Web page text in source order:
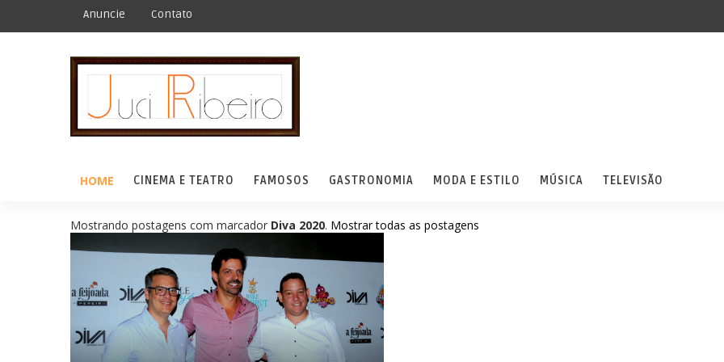
Anuncie Contato
HOME CINEMA E TEATRO FAMOSOS GASTRONOMIA MODA E ESTILO MÚSICA TELEVISÃO
Mostrando postagens com marcador Diva 2020. Mostrar todas as postagens